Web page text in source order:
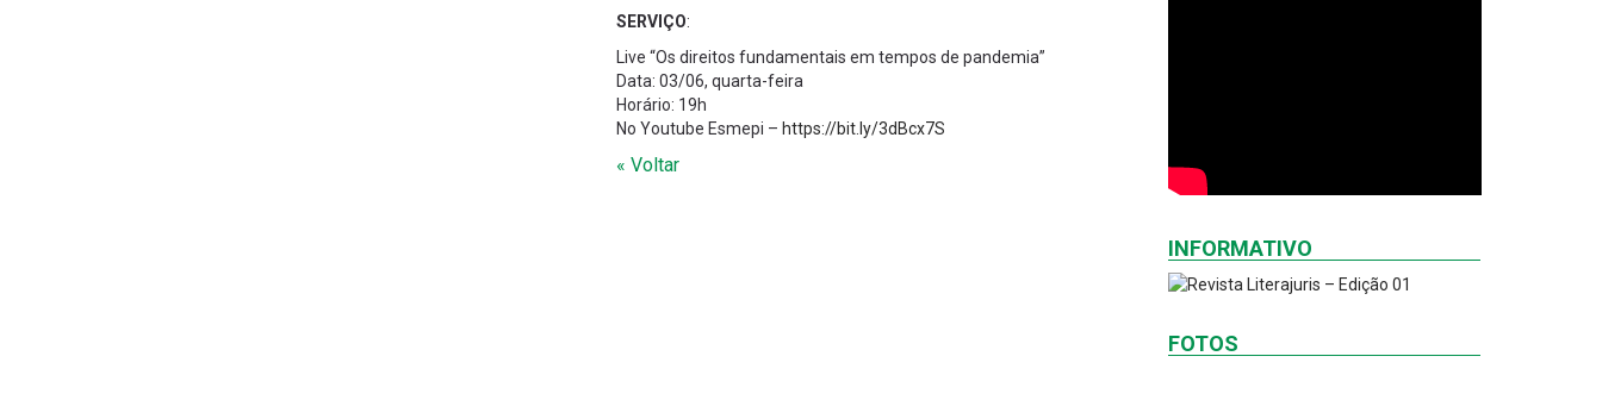
SERVIÇO:
Live “Os direitos fundamentais em tempos de pandemia”
Data: 03/06, quarta-feira
Horário: 19h
No Youtube Esmepi – https://bit.ly/3dBcx7S
« Voltar
INFORMATIVO
FOTOS